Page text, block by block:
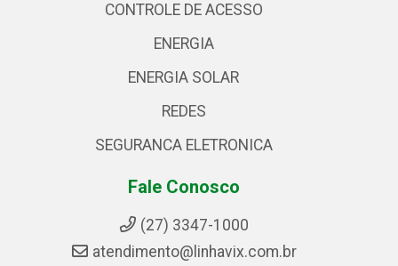
CONTROLE DE ACESSO
ENERGIA
ENERGIA SOLAR
REDES
SEGURANCA ELETRONICA
Fale Conosco
(27) 3347-1000
atendimento@linhavix.com.br